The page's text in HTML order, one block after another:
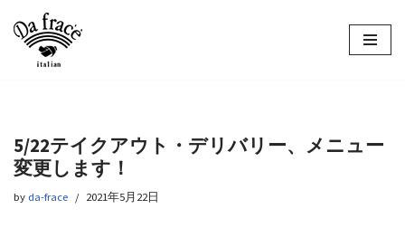
コ
へ
ス
ッ
5/22テイクアウト・デリバリー、メニュー
変更します！
by da-frace 2021年5月22日